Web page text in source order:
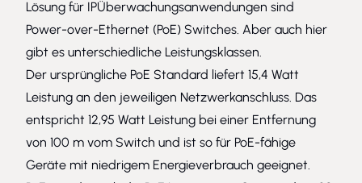
Lösung für IPÜberwachungsanwendungen sind
Power-over-Ethernet (PoE) Switches. Aber auch hier
gibt es unterschiedliche Leistungsklassen.
Der ursprüngliche PoE Standard liefert 15,4 Watt
Leistung an den jeweiligen Netzwerkanschluss. Das
entspricht 12,95 Watt Leistung bei einer Entfernung
von 100 m vom Switch und ist so für PoE-fähige
Geräte mit niedrigem Energieverbrauch geeignet.